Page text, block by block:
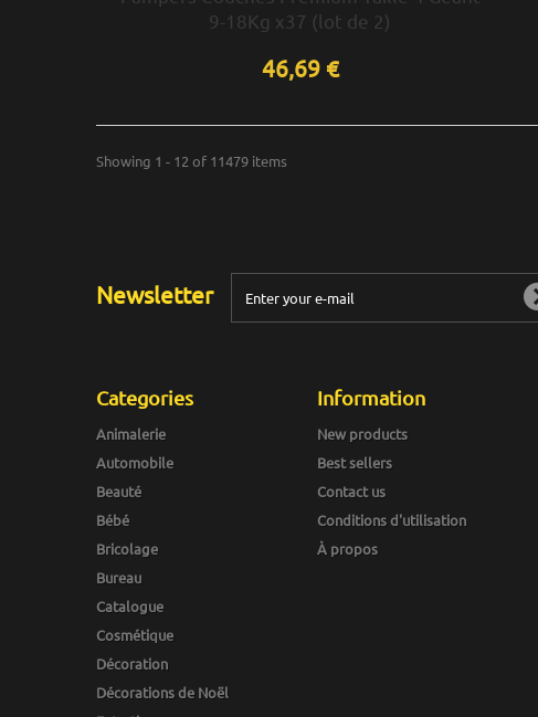
9-18Kg x37 (lot de 2)
46,69 €
Showing 1 - 12 of 11479 items
Newsletter
Categories
Animalerie
Automobile
Beauté
Bébé
Bricolage
Bureau
Catalogue
Cosmétique
Décoration
Décorations de Noël
Information
New products
Best sellers
Contact us
Conditions d'utilisation
À propos